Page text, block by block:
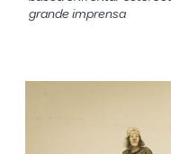
grande imprensa